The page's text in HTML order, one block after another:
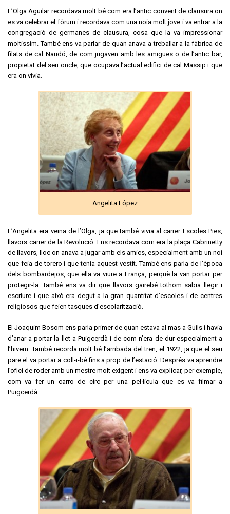
L’Olga Aguilar recordava molt bé com era l’antic convent de clausura on
es va celebrar el fòrum i recordava com una noia molt jove i va entrar a la
congregació de germanes de clausura, cosa que la va impressionar
moltíssim. També ens va parlar de quan anava a treballar a la fàbrica de
filats de cal Naudó, de com jugaven amb les amigues o de l’antic bar,
propietat del seu oncle, que ocupava l’actual edifici de cal Massip i que
era on vivia.
Angelita López
L’Angelita era veïna de l’Olga, ja que també vivia al carrer Escoles Pies,
llavors carrer de la Revolució. Ens recordava com era la plaça Cabrinetty
de llavors, lloc on anava a jugar amb els amics, especialment amb un noi
que feia de torero i que tenia aquest vestit. També ens parla de l’època
dels bombardejos, que ella va viure a França, perquè la van portar per
protegir-la. També ens va dir que llavors gairebé tothom sabia llegir i
escriure i que això era degut a la gran quantitat d’escoles i de centres
religiosos que feien tasques d’escolarització.
El Joaquim Bosom ens parla primer de quan estava al mas a Guils i havia
d’anar a portar la llet a Puigcerdà i de com n’era de dur especialment a
l’hivern. També recorda molt bé l’arribada del tren, el 1922, ja que el seu
pare el va portar a coll-i-bè fins a prop de l’estació. Després va aprendre
l’ofici de roder amb un mestre molt exigent i ens va explicar, per exemple,
com va fer un carro de circ per una pel·lícula que es va filmar a
Puigcerdà.